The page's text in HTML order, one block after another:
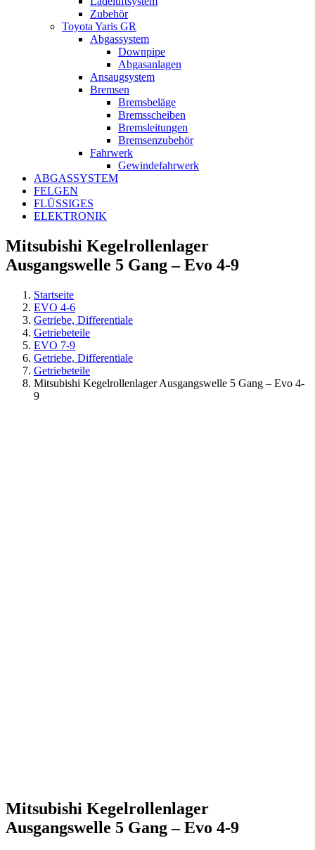
Zubehör
Toyota Yaris GR
Abgassystem
Downpipe
Abgasanlagen
Ansaugsystem
Bremsen
Bremsbeläge
Bremsscheiben
Bremsleitungen
Bremsenzubehör
Fahrwerk
Gewindefahrwerk
ABGASSYSTEM
FELGEN
FLÜSSIGES
ELEKTRONIK
Mitsubishi Kegelrollenlager
Ausgangswelle 5 Gang – Evo 4-9
Startseite
EVO 4-6
Getriebe, Differentiale
Getriebeteile
EVO 7-9
Getriebe, Differentiale
Getriebeteile
Mitsubishi Kegelrollenlager Ausgangswelle 5 Gang – Evo 4-
9
Mitsubishi Kegelrollenlager
Ausgangswelle 5 Gang – Evo 4-9